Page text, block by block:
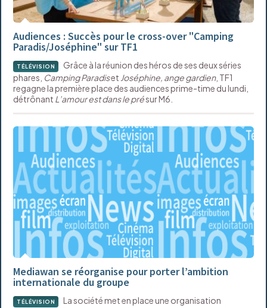
Audiences : Succès pour le cross-over "Camping
Paradis/Joséphine" sur TF1
TÉLÉVISION
Grâce à la réunion des héros de ses deux séries
phares, Camping Paradiset Joséphine, ange gardien, TF1
regagne la première place des audiences prime-time du lundi,
détrônant L’amour est dans le présur M6.
Mediawan se réorganise pour porter l’ambition
internationale du groupe
TÉLÉVISION
La société met en place une organisation